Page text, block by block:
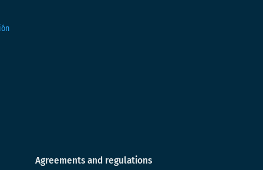
Agreements and regulations